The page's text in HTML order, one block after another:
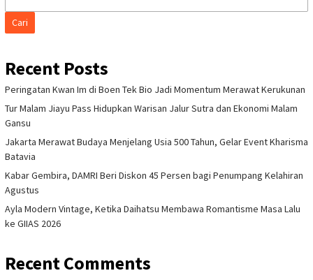
Cari
Recent Posts
Peringatan Kwan Im di Boen Tek Bio Jadi Momentum Merawat Kerukunan
Tur Malam Jiayu Pass Hidupkan Warisan Jalur Sutra dan Ekonomi Malam
Gansu
Jakarta Merawat Budaya Menjelang Usia 500 Tahun, Gelar Event Kharisma
Batavia
Kabar Gembira, DAMRI Beri Diskon 45 Persen bagi Penumpang Kelahiran
Agustus
Ayla Modern Vintage, Ketika Daihatsu Membawa Romantisme Masa Lalu
ke GIIAS 2026
Recent Comments